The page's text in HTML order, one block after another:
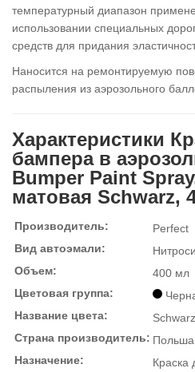
температурный диапазон
использовании специальных
средств для придания
Наносится на ремонтируемую
распыления из аэрозольного
Характеристики
бампера в
Bumper Paint
матовая Schwarz,
Производитель:
Perfect
Вид автоэмали:
Объем:
400 мл
Цветовая группа:
Название цвета:
Страна производитель: Польша
Назначение:
Краска